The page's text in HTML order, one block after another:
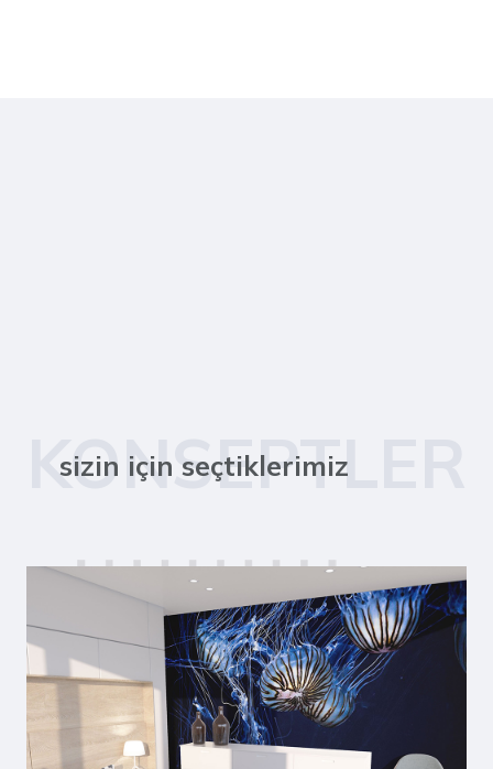
KONSEPTLER
sizin için seçtiklerimiz